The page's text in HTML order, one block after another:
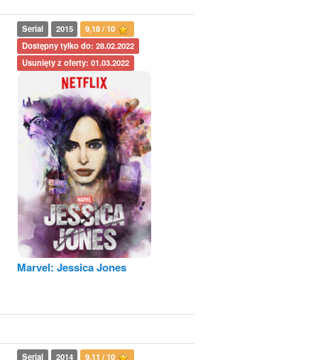
Serial 2015
9,18 / 10
Dostępny tylko do: 28.02.2022
Usunięty z oferty: 01.03.2022
Marvel: Jessica Jones
Serial 2014
9,11 / 10